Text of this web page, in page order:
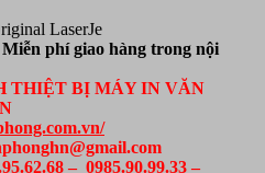
LaserJe
phí giao hàng trong nội
THIỆT BỊ MÁY IN VĂN
– 0985.90.99.33 –